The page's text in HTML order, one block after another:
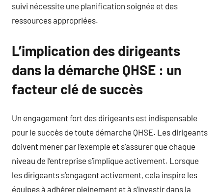
suivi nécessite une planification soignée et des
ressources appropriées.
L’implication des dirigeants
dans la démarche QHSE : un
facteur clé de succès
Un engagement fort des dirigeants est indispensable
pour le succès de toute démarche QHSE. Les dirigeants
doivent mener par l’exemple et s’assurer que chaque
niveau de l’entreprise s’implique activement. Lorsque
les dirigeants s’engagent activement, cela inspire les
équipes à adhérer pleinement et à s’investir dans la